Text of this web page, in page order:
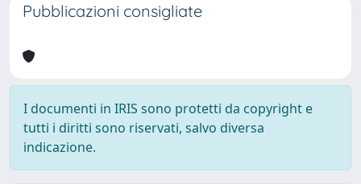
Pubblicazioni consigliate
I documenti in IRIS sono protetti da copyright e
tutti i diritti sono riservati, salvo diversa
indicazione.